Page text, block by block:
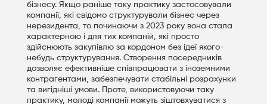
бізнесу. Якщо раніше таку практику застосовували
компанії, які свідомо структурували бізнес через
нерезидента, то починаючи з 2023 року вона стала
характерною і для тих компаній, які просто
здійснюють закупівлю за кордоном без ідеї якого-
небудь структурування. Створення посередників
дозволяє ефективніше співпрацювати з іноземними
контрагентами, забезпечувати стабільні розрахунки
та вигідніші умови. Проте, використовуючи таку
практику, молоді компанії можуть зіштовхуватися з